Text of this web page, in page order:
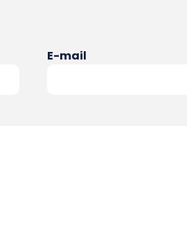
E-mail